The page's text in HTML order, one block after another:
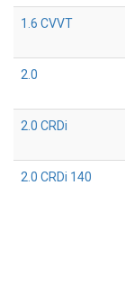
1.6 CVVT
2.0
2.0 CRDi
2.0 CRDi 140